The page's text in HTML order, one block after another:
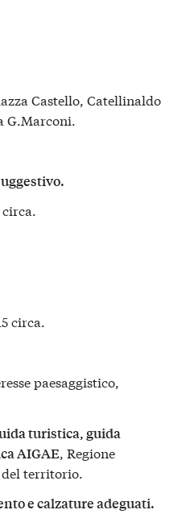
Castello, Catellinaldo
G.Marconi.
circa.
paesaggistico,
turistica, guida
AIGAE, Regione
del territorio.
e calzature adeguati.